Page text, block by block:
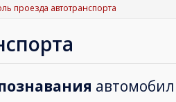
проезда автотранспорта